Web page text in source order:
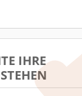
IHRE